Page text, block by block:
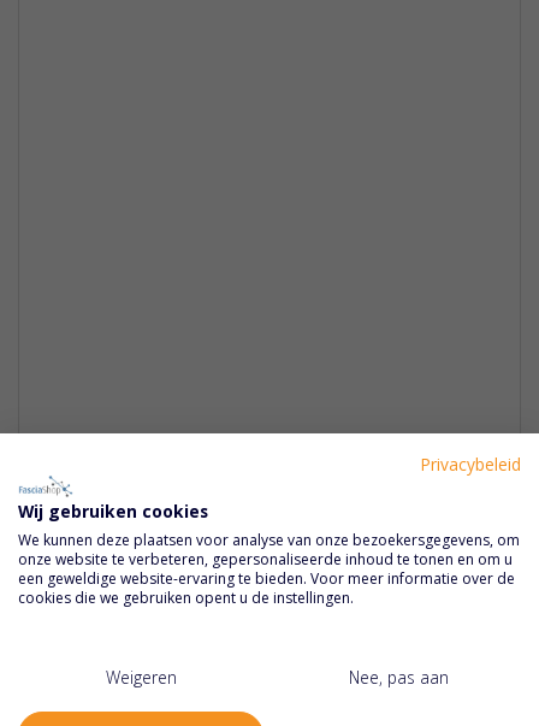
Methatec Cupping Set
€ 128,25Special
Price
€ 114,95
Privacybeleid
Wij gebruiken cookies
We kunnen deze plaatsen voor analyse van onze bezoekersgegevens, om
onze website te verbeteren, gepersonaliseerde inhoud te tonen en om u
een geweldige website-ervaring te bieden. Voor meer informatie over de
cookies die we gebruiken opent u de instellingen.
Weigeren Nee, pas aan